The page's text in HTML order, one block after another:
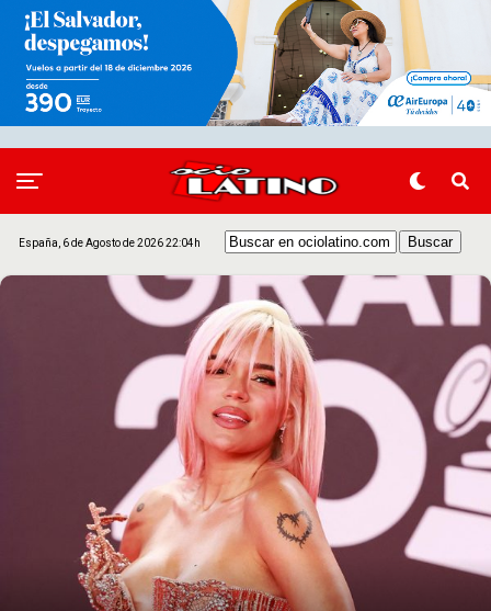
España, 6 de Agosto de 2026 22:04h